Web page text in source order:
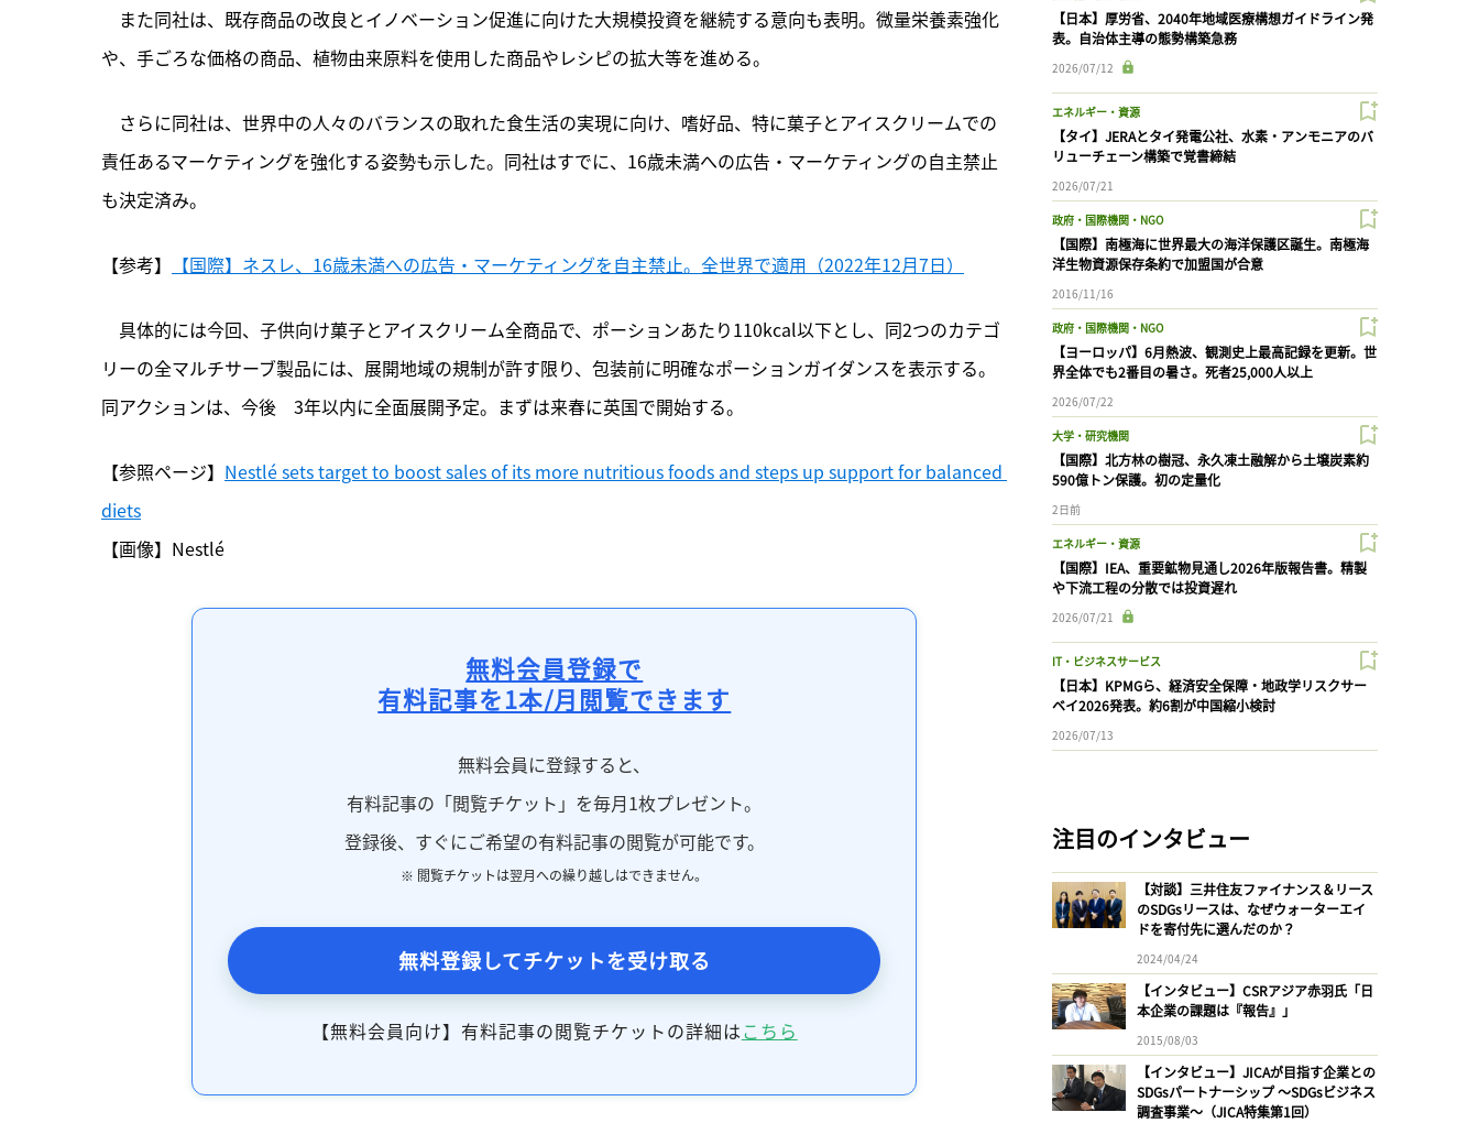
また同社は、既存商品の改良とイノベーション促進に向けた大規模投資を継続する意向も表明。微量栄養素強化
や、手ごろな価格の商品、植物由来原料を使用した商品やレシピの拡大等を進める。
さらに同社は、世界中の人々のバランスの取れた食生活の実現に向け、嗜好品、特に菓子とアイスクリームでの
責任あるマーケティングを強化する姿勢も示した。同社はすでに、16歳未満への広告・マーケティングの自主禁止
も決定済み。
【参考】 【国際】ネスレ、16歳未満への広告・マーケティングを自主禁止。全世界で適用（2022年12月7日）
具体的には今回、子供向け菓子とアイスクリーム全商品で、ポーションあたり110kcal以下とし、同2つのカテゴ
リーの全マルチサーブ製品には、展開地域の規制が許す限り、包装前に明確なポーションガイダンスを表示する。
同アクションは、今後　3年以内に全面展開予定。まずは来春に英国で開始する。
【参照ページ】 Nestlé sets target to boost sales of its more nutritious foods and steps up support for balanced
diets
【画像】Nestlé
無料会員登録で
有料記事を1本/月閲覧できます
無料会員に登録すると、
有料記事の「閲覧チケット」を毎月1枚プレゼント。
登録後、すぐにご希望の有料記事の閲覧が可能です。
※ 閲覧チケットは翌月への繰り越しはできません。
無料登録してチケットを受け取る
【無料会員向け】有料記事の閲覧チケットの詳細はこちら
【日本】厚労省、2040年地域医療構想ガイドライン発
表。自治体主導の態勢構築急務
2026/07/12
エネルギー・資源
【タイ】JERAとタイ発電公社、水素・アンモニアのバ
リューチェーン構築で覚書締結
2026/07/21
政府・国際機関・NGO
【国際】南極海に世界最大の海洋保護区誕生。南極海
洋生物資源保存条約で加盟国が合意
2016/11/16
政府・国際機関・NGO
【ヨーロッパ】6月熱波、観測史上最高記録を更新。世
界全体でも2番目の暑さ。死者25,000人以上
2026/07/22
大学・研究機関
【国際】北方林の樹冠、永久凍土融解から土壌炭素約
590億トン保護。初の定量化
2日前
エネルギー・資源
【国際】IEA、重要鉱物見通し2026年版報告書。精製
や下流工程の分散では投資遅れ
2026/07/21
IT・ビジネスサービス
【日本】KPMGら、経済安全保障・地政学リスクサー
ベイ2026発表。約6割が中国縮小検討
2026/07/13
注目のインタビュー
【対談】三井住友ファイナンス＆リース
のSDGsリースは、なぜウォーターエイ
ドを寄付先に選んだのか？
2024/04/24
【インタビュー】CSRアジア赤羽氏「日
本企業の課題は『報告』」
2015/08/03
【インタビュー】JICAが目指す企業との
SDGsパートナーシップ 〜SDGsビジネス
調査事業〜（JICA特集第1回）
記事をお気に入りに保存するには
ログインが必要です